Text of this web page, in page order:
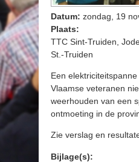
Datum: zondag, 19
Plaats:
TTC Sint-Truiden,
St.-Truiden
Een
Vlaamse veteranen
weerhouden van een
ontmoeting in de
Zie verslag en
Bijlage(s):